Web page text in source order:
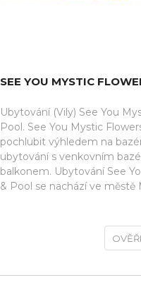
SEE YOU MYSTIC
Ubytování (Vily) See You
Pool. See You Mystic
pochlubit výhledem na
ubytování s venkovním
balkonem. Ubytování See
& Pool se nachází ve městě